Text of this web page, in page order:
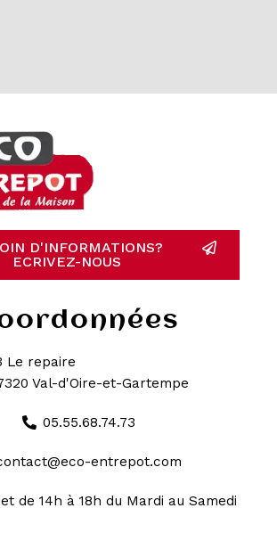
D'INFORMATIONS?
ECRIVEZ-NOUS
Le repaire
Val-d'Oire-et-Gartempe
05.55.68.74.73
entrepot.com
de 14h à 18h du Mardi au Samedi